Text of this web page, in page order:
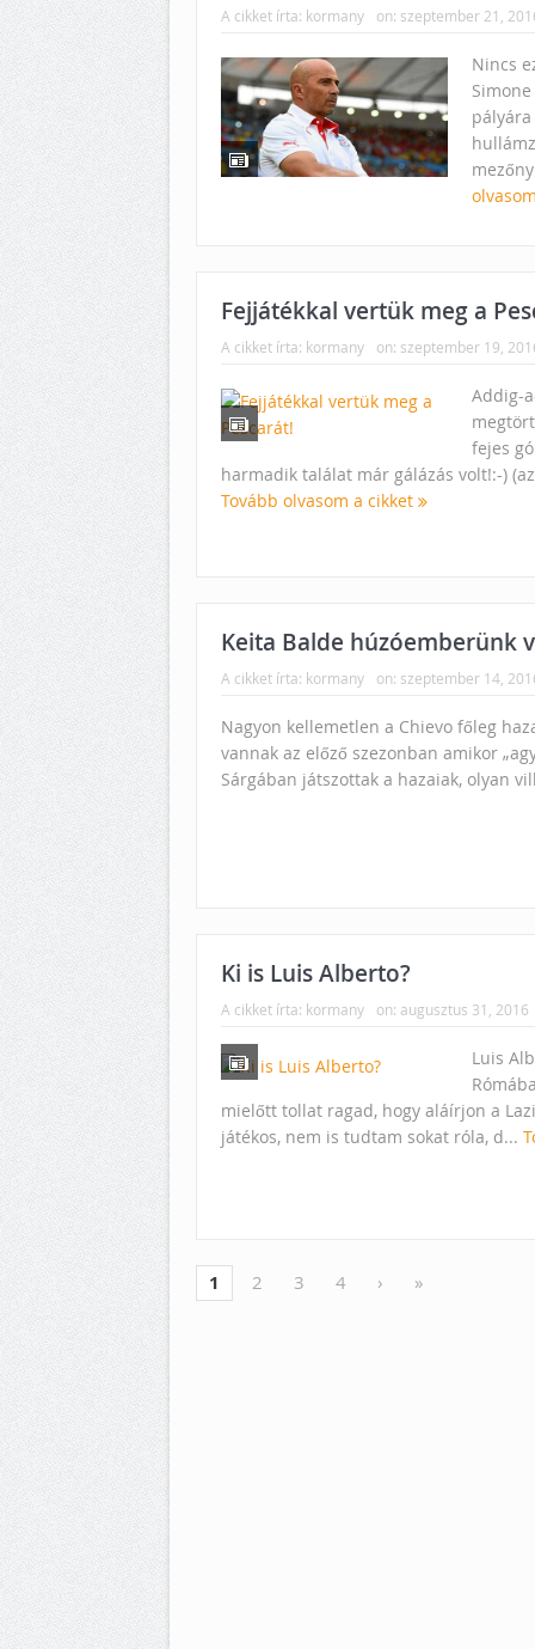
A cikket írta: kormany on: szeptember 21,
Nincs
Fejjátékkal vertük meg a
A cikket írta: kormany on: szeptember 19,
Addig-
fejes
harmadik találat már gálázás volt!:-)
Tovább olvasom a cikket
Keita Balde húzóemberünk
A cikket írta: kormany on: szeptember 14,
Nagyon kellemetlen a Chievo főleg
vannak az előző szezonban amikor
Sárgában játszottak a hazaiak, olyan
Ki is Luis Alberto?
A cikket írta: kormany on: augusztus 31, 2016
Luis
mielőtt tollat ragad, hogy aláírjon a
játékos, nem is tudtam sokat róla, d...
1 2 3 4 › »